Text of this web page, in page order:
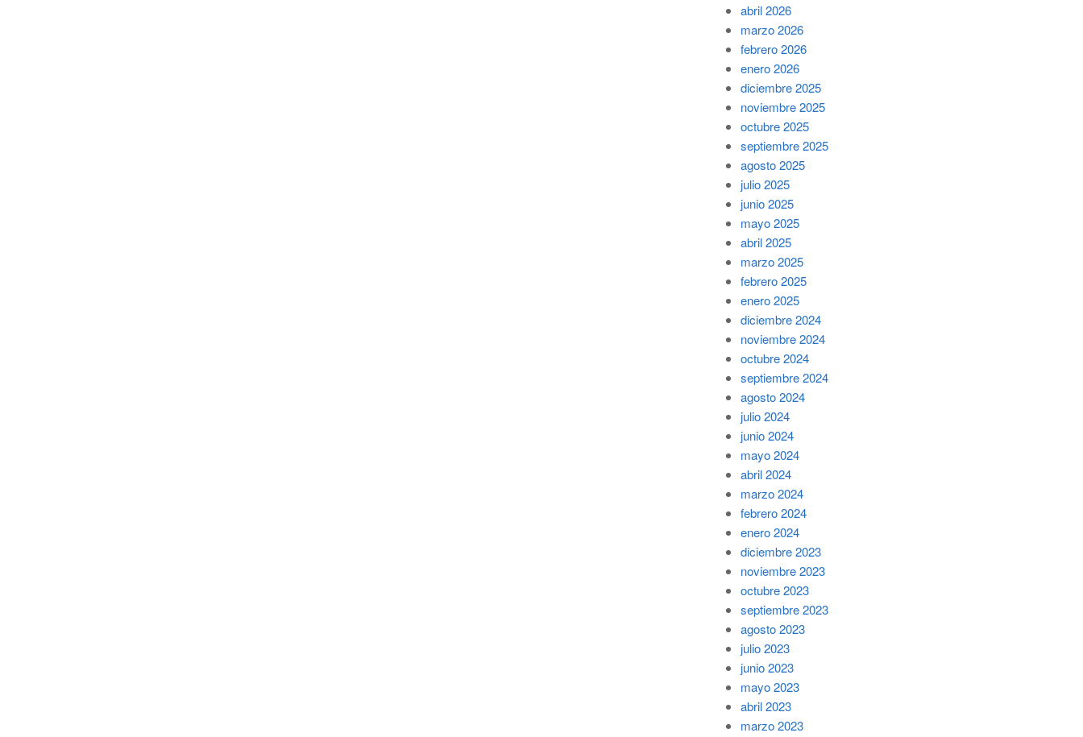
abril 2026
marzo 2026
febrero 2026
enero 2026
diciembre 2025
noviembre 2025
octubre 2025
septiembre 2025
agosto 2025
julio 2025
junio 2025
mayo 2025
abril 2025
marzo 2025
febrero 2025
enero 2025
diciembre 2024
noviembre 2024
octubre 2024
septiembre 2024
agosto 2024
julio 2024
junio 2024
mayo 2024
abril 2024
marzo 2024
febrero 2024
enero 2024
diciembre 2023
noviembre 2023
octubre 2023
septiembre 2023
agosto 2023
julio 2023
junio 2023
mayo 2023
abril 2023
marzo 2023